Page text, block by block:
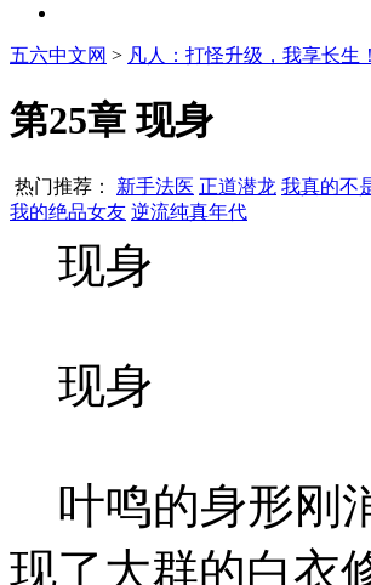
五六中文网 > 凡人：打怪升级，我享长生！
第25章 现身
热门推荐： 新手法医 正道潜龙 我真的不
我的绝品女友 逆流纯真年代
现身
现身
叶鸣的身形刚
现了大群的白衣